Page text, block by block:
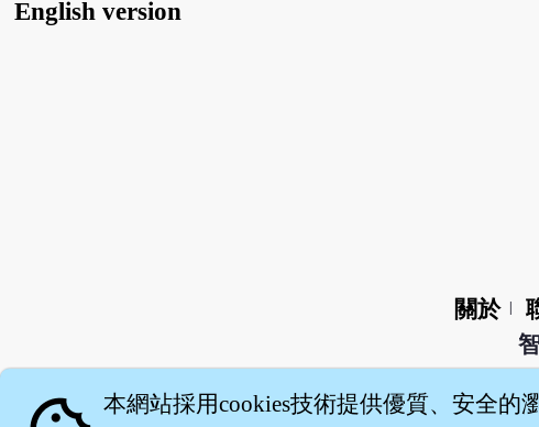
English version
關於
本網站採用cookies技術提供優質、安全的